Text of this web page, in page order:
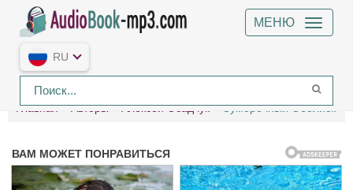
МЕНЮ
RU
Главная Авторы Алексей Осадчук Сумеречный Обелиск